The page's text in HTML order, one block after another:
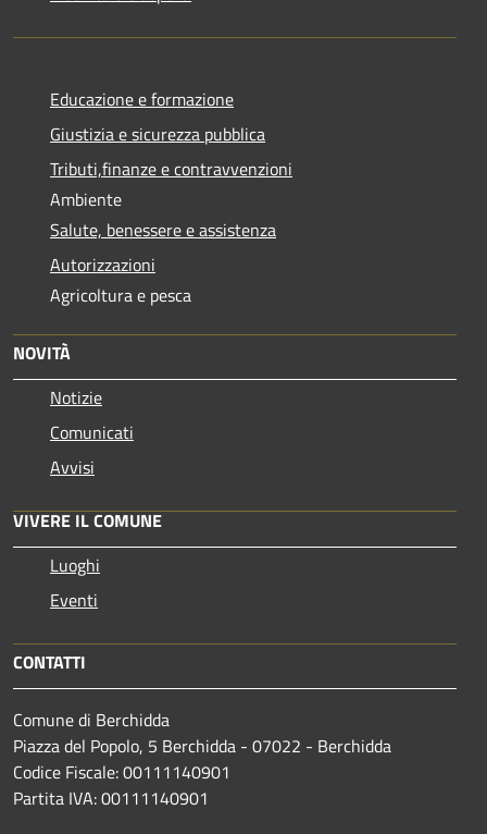
Educazione e formazione
Giustizia e sicurezza pubblica
Tributi,finanze e contravvenzioni
Ambiente
Salute, benessere e assistenza
Autorizzazioni
Agricoltura e pesca
NOVITÀ
Notizie
Comunicati
Avvisi
VIVERE IL COMUNE
Luoghi
Eventi
CONTATTI
Comune di Berchidda
Piazza del Popolo, 5 Berchidda - 07022 - Berchidda
Codice Fiscale: 00111140901
Partita IVA: 00111140901